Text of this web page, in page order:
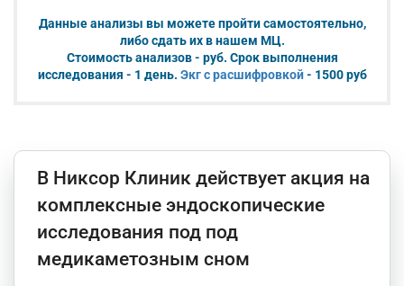
Данные анализы вы можете пройти самостоятельно,
либо сдать их в нашем МЦ.
Стоимость анализов - руб. Срок выполнения
исследования - 1 день. Экг с расшифровкой- 1500 руб
В Никсор Клиник действует акция на
комплексные эндоскопические
исследования под под
медикаметозным сном